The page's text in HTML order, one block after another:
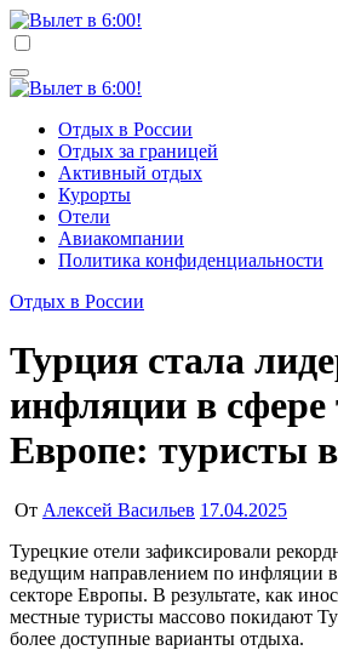
Перейти
к
Генеральный директор: Чернокоз Ольга
Учредитель ООО "Клуб регионов",
Генеральный директор: Чернокоз
info@gosrf.ru +7 (495) 920-51-49
Отдых в России
Отдых за границей
Активный отдых
Курорты
Отели
Авиакомпании
Политика конфиденциальности
Отдых в России
Турция стала
инфляции в сфере
Европе: туристы
От Алексей Васильев 17.04.2025
Турецкие отели зафиксировали рекордный рост цен, став
ведущим направлением по инфляции в
секторе Европы. В результате, как
местные туристы массово покидают
более доступные варианты отдыха.